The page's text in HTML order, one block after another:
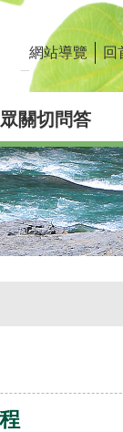
網站導覽 回
關切問答